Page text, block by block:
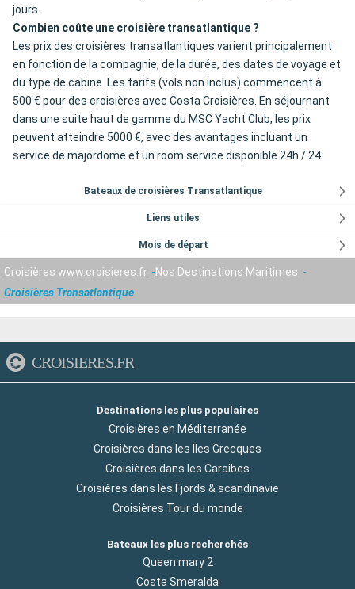
jours.
Combien coûte une croisière transatlantique ?
Les prix des croisières transatlantiques varient principalement
en fonction de la compagnie, de la durée, des dates de voyage et
du type de cabine. Les tarifs (vols non inclus) commencent à
500 € pour des croisières avec Costa Croisières. En séjournant
dans une suite haut de gamme du MSC Yacht Club, les prix
peuvent atteindre 5000 €, avec des avantages incluant un
service de majordome et un room service disponible 24h / 24.
Bateaux de croisières Transatlantique
Liens utiles
Mois de départ
Croisières www.croisieres.fr
Nos Destinations Maritimes
Croisières Transatlantique
CROISIERES.FR
Destinations les plus populaires
Croisières en Méditerranée
Croisières dans les Iles Grecques
Croisières dans les Caraibes
Croisières dans les Fjords & scandinavie
Croisières Tour du monde
Bateaux les plus recherchés
Queen mary 2
Costa Smeralda